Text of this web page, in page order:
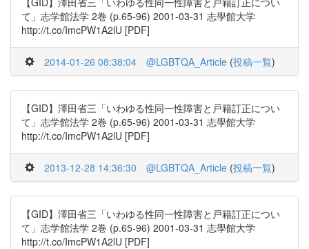
て」志学館法学 2巻 (p.65-96) 2001-03-31 志學館大学
http://t.co/ImcPW1A2lU [PDF]
2014-01-26 08:38:04 @LGBTQA_Article (投稿一覧)
【GID】澤田省三「いわゆる性同一性障害と戸籍訂正につい
て」志学館法学 2巻 (p.65-96) 2001-03-31 志學館大学
http://t.co/ImcPW1A2lU [PDF]
2013-12-28 14:36:30 @LGBTQA_Article (投稿一覧)
【GID】澤田省三「いわゆる性同一性障害と戸籍訂正につい
て」志学館法学 2巻 (p.65-96) 2001-03-31 志學館大学
http://t.co/ImcPW1A2lU [PDF]